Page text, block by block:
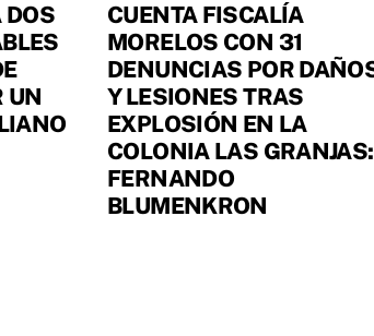
DOS
UN
CUENTA FISCALÍA
MORELOS CON 31
DENUNCIAS POR
Y LESIONES TRAS
EXPLOSIÓN EN LA
COLONIA LAS GRANJAS:
FERNANDO
BLUMENKRON